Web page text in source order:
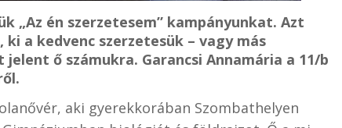
„Az én szerzetesem” kampányunkat. Azt
a kedvenc szerzetesük – vagy más
ő számukra. Garancsi Annamária a 11/b
aki gyerekkorában Szombathelyen